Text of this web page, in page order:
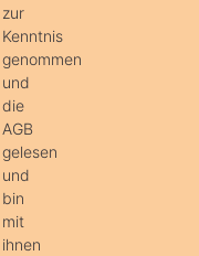
zur
Kenntnis
genommen
und
die
AGB
gelesen
und
bin
mit
ihnen